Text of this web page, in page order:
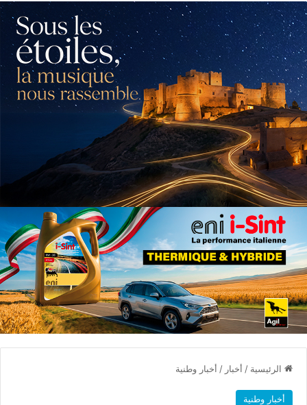
الرئيسية / أخبار / أخبار وطنية
أخبار وطنية